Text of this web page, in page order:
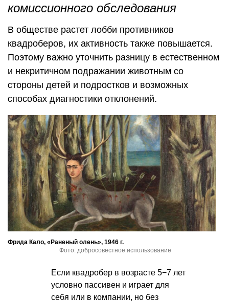
комиссионного обследования
В обществе растет лобби противников
квадроберов, их активность также повышается.
Поэтому важно уточнить разницу в естественном
и некритичном подражании животным со
стороны детей и подростков и возможных
способах диагностики отклонений.
Фрида Кало, «Раненый олень», 1946 г.
Фото: добросовестное использование
Если квадробер в возрасте 5−7 лет
условно пассивен и играет для
себя или в компании, но без